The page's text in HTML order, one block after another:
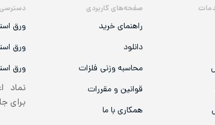
صفحه‌های کاربردی
راهنمای خرید
دانلود
محاسبه وزنی فلزات
قوانین و مقررات
همکاری با ما
ورق
ورق
ورق
نماد
برای